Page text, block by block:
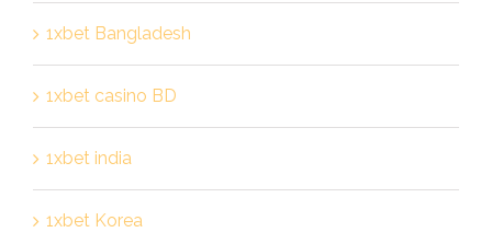
1xbet Bangladesh
1xbet casino BD
1xbet india
1xbet Korea